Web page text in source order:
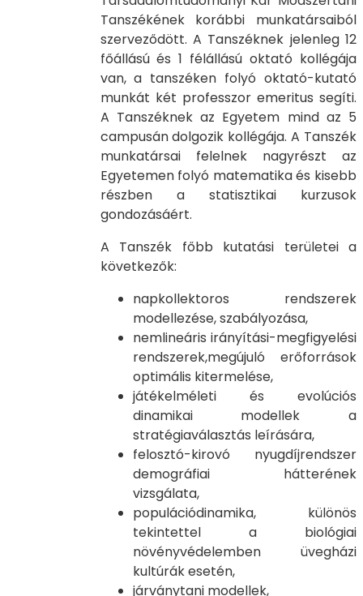
Tanszékének korábbi munkatársaiból
szerveződött. A Tanszéknek jelenleg 12
főállású és 1 félállású oktató kollégája
van, a tanszéken folyó oktató-kutató
munkát két professzor emeritus segíti.
A Tanszéknek az Egyetem mind az 5
campusán dolgozik kollégája. A Tanszék
munkatársai felelnek nagyrészt az
Egyetemen folyó matematika és kisebb
részben a statisztikai kurzusok
gondozásáért.
A Tanszék főbb kutatási területei a
következők:
napkollektoros rendszerek
modellezése, szabályozása,
nemlineáris irányítási-megfigyelési
rendszerek,megújuló erőforrások
optimális kitermelése,
játékelméleti és evolúciós
dinamikai modellek a
stratégiaválasztás leírására,
felosztó-kirovó nyugdíjrendszer
demográfiai hátterének
vizsgálata,
populációdinamika, különös
tekintettel a biológiai
növényvédelemben üvegházi
kultúrák esetén,
járványtani modellek,